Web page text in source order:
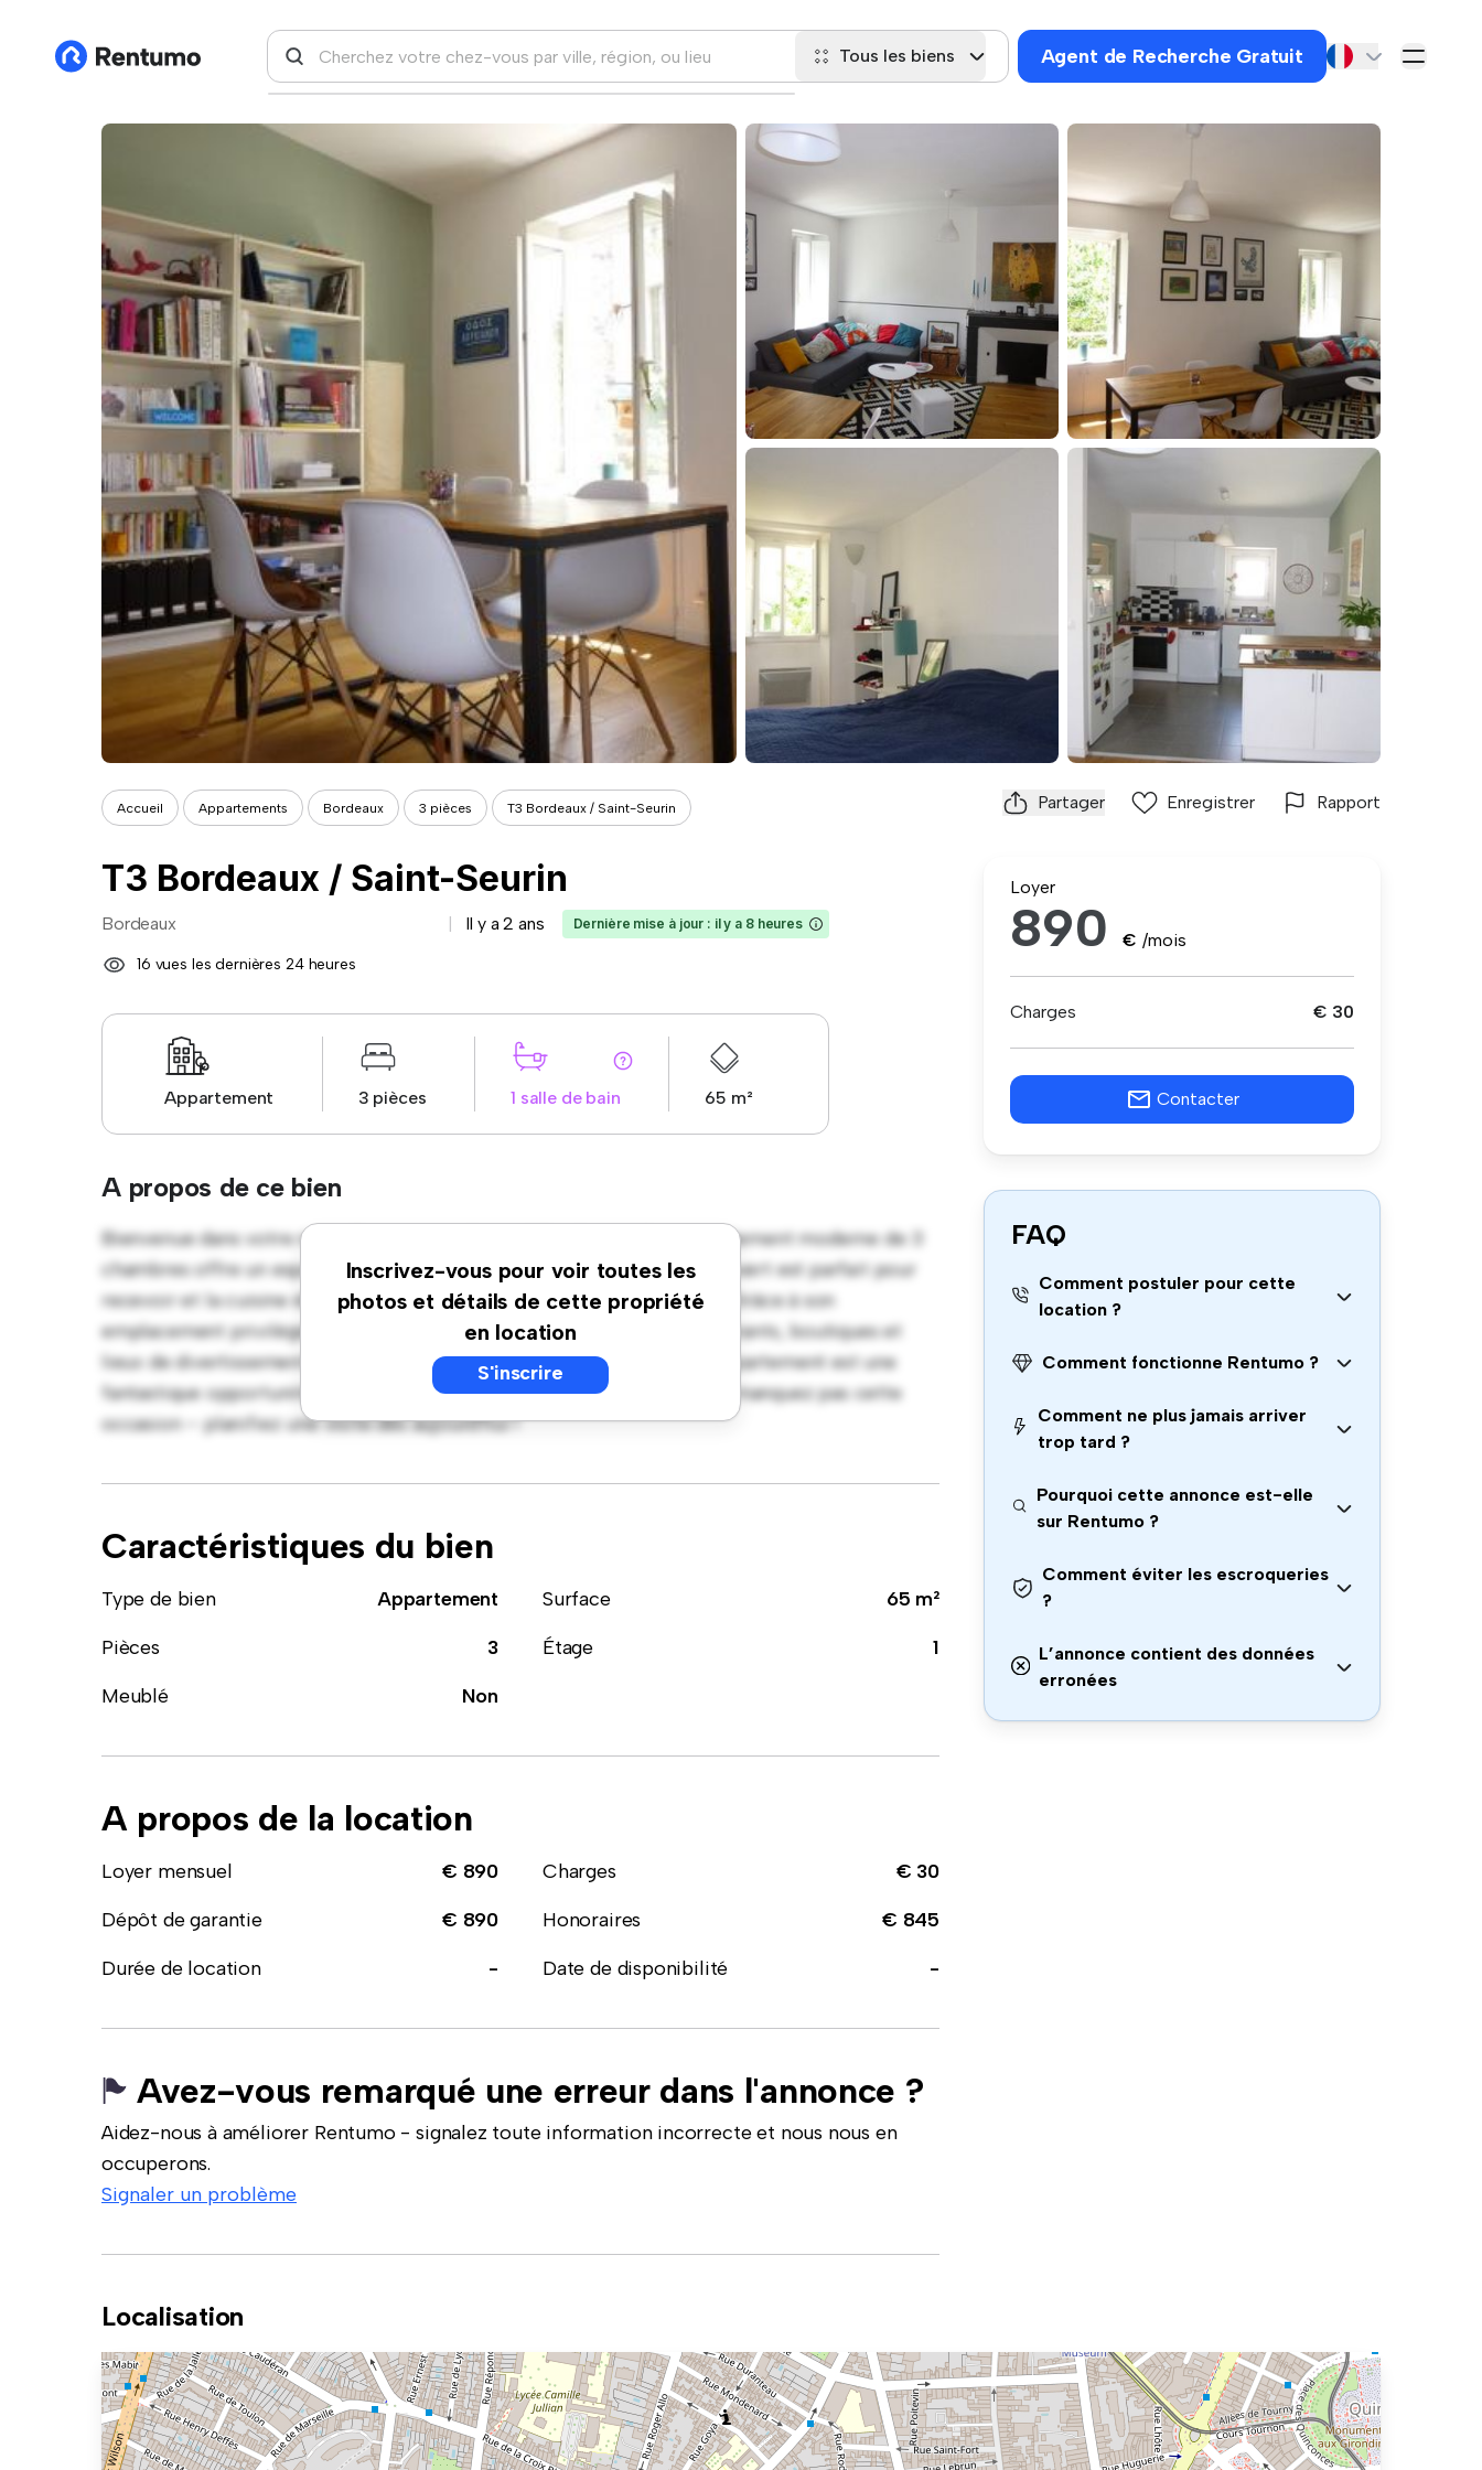
Tous les biens Agent de Recherche Gratuit
Accueil Appartements Bordeaux 3 pièces T3 Bordeaux / Saint-Seurin Partager Enregistrer Rapport
T3 Bordeaux / Saint-Seurin
Bordeaux Il y a 2 ans Dernière mise à jour : il y a 8 heures
16 vues les dernières 24 heures
Appartement 3 pièces 1 salle de bain 65 m²
A propos de ce bien
Inscrivez-vous pour voir toutes les
photos et détails de cette propriété
en location
S'inscrire
Bienvenue dans votre nouvelle retraite urbaine à Bordeaux ! Cet appartement moderne de 3
chambres offre un espace de vie élégant et confortable. Le concept ouvert est parfait pour
recevoir et la cuisine élégante est équipée d'appareils haut de gamme. Grâce à son
emplacement privilégié, vous serez à quelques pas des meilleurs restaurants, boutiques et
lieux de divertissement de la ville. À un prix abordable de € 890, cet appartement est une
fantastique opportunité de profiter de la vie en ville à son meilleur. Ne manquez pas cette
occasion – planifiez une visite dès aujourd'hui !
Caractéristiques du bien
Type de bien Appartement Surface
65 m²
Pièces
3 Étage
1
Meublé
Non
A propos de la location
Loyer mensuel € 890 Charges
€ 30
Dépôt de garantie
€ 890 Honoraires
€ 845
Durée de location
- Date de disponibilité -
Avez-vous remarqué une erreur dans l'annonce ?
Aidez-nous à améliorer Rentumo - signalez toute information incorrecte et nous nous en
occuperons.
Signaler un problème
Loyer
890 € /mois
Charges € 30
Contacter
FAQ
Comment postuler pour cette
location ?
Comment fonctionne Rentumo ?
Comment ne plus jamais arriver
trop tard ?
Pourquoi cette annonce est-elle
sur Rentumo ?
Comment éviter les escroqueries
?
L’annonce contient des données
erronées
Localisation